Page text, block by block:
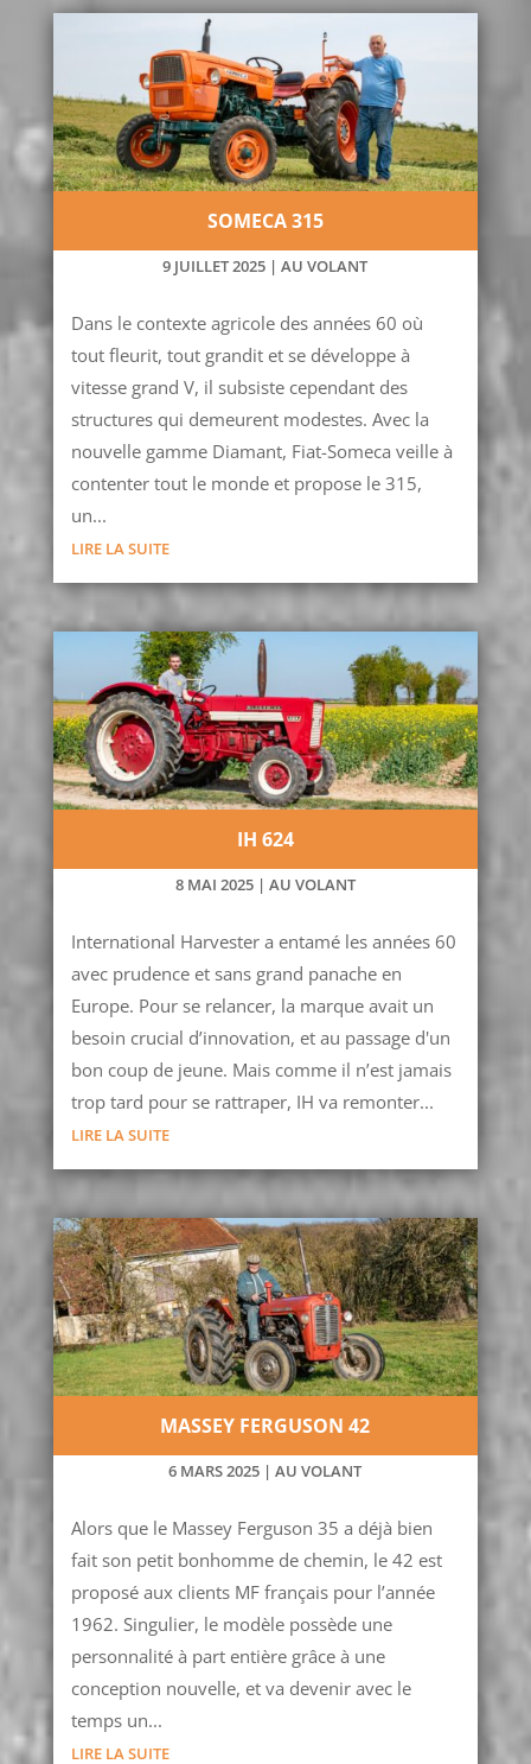
SOMECA 315
9 JUILLET 2025 |AU VOLANT
Dans le contexte agricole des années 60 où
tout fleurit, tout grandit et se développe à
vitesse grand V, il subsiste cependant des
structures qui demeurent modestes. Avec la
nouvelle gamme Diamant, Fiat-Someca veille à
contenter tout le monde et propose le 315,
un...
LIRE LA SUITE
IH 624
8 MAI 2025| AU VOLANT
International Harvester a entamé les années 60
avec prudence et sans grand panache en
Europe. Pour se relancer, la marque avait un
besoin crucial d’innovation, et au passage d'un
bon coup de jeune. Mais comme il n’est jamais
trop tard pour se rattraper, IH va remonter...
LIRE LA SUITE
MASSEY FERGUSON 42
6 MARS 2025 |AU VOLANT
Alors que le Massey Ferguson 35 a déjà bien
fait son petit bonhomme de chemin, le 42 est
proposé aux clients MF français pour l’année
1962. Singulier, le modèle possède une
personnalité à part entière grâce à une
conception nouvelle, et va devenir avec le
temps un...
LIRE LA SUITE